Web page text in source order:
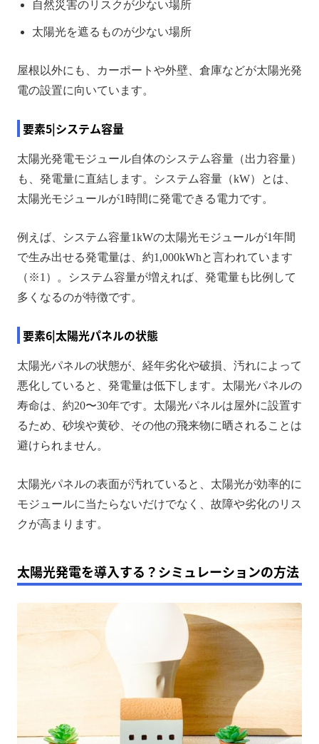
自然災害のリスクが少ない場所
太陽光を遮るものが少ない場所
屋根以外にも、カーポートや外壁、倉庫などが太陽光発
電の設置に向いています。
要素5|システム容量
太陽光発電モジュール自体のシステム容量（出力容量）
も、発電量に直結します。システム容量（kW）とは、
太陽光モジュールが1時間に発電できる電力です。
例えば、システム容量1kWの太陽光モジュールが1年間
で生み出せる発電量は、約1,000kWhと言われています
（※1）。システム容量が増えれば、発電量も比例して
多くなるのが特徴です。
要素6|太陽光パネルの状態
太陽光パネルの状態が、経年劣化や破損、汚れによって
悪化していると、発電量は低下します。太陽光パネルの
寿命は、約20〜30年です。太陽光パネルは屋外に設置す
るため、砂埃や黄砂、その他の飛来物に晒されることは
避けられません。
太陽光パネルの表面が汚れていると、太陽光が効率的に
モジュールに当たらないだけでなく、故障や劣化のリス
クが高まります。
太陽光発電を導入する？シミュレーションの方法